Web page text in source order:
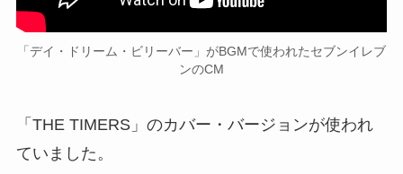
「デイ・ドリーム・ビリーバー」がBGMで使われたセブンイレブ
ンのCM
「THE TIMERS」のカバー・バージョンが使われ
ていました。